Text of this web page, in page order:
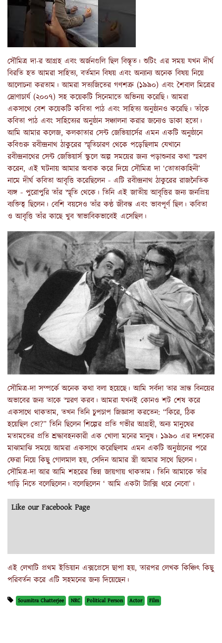
সৌমিত্র দা-র আগ্রহ এবং অর্জনগুলি ছিল বিস্তৃত। শুটিং এর সময় যখন দীর্ঘ
বিরতি হত আমরা সাহিত্য, বর্তমান বিষয় এবং অন্যান্য অনেক বিষয় নিয়ে
আলোচনা করতাম। আমরা সত্যজিতের গণশত্রু (১৯৯০) এবং শৈবাল মিত্রের
দ্রোণাচার্য (২০০৭) সহ কয়েকটি সিনেমাতে অভিনয় করেছি। আমরা
একসাথে বেশ কয়েকটি কবিতা পাঠ এবং সাহিত্য অনুষ্ঠানও করেছি। তাঁকে
কবিতা পাঠ এবং সাহিত্যের অনুষ্ঠান সঞ্চালনা করার জন্যেও ডাকা হতো।
আমি আমার কলেজ, কলকাতার সেন্ট জেভিয়ার্সের এমন একটি অনুষ্ঠানে
কবিগুরু রবীন্দ্রনাথ ঠাকুরের স্মৃতিচারণ থেকে পড়েছিলাম যেখানে
রবীন্দ্রনাথের সেন্ট জেভিয়ার্স স্কুলে অল্প সময়ের জন্য পড়াশুনার কথা স্মরণ
করেন, এই ঘটনায় আমার অবাক করে দিয়ে সৌমিত্র দা ‘তোতাকাহিনী’
নামে দীর্ঘ কবিতা আবৃত্তি করেছিলেন - এটি রবীন্দ্রনাথ ঠাকুরের রাজনৈতিক
ব্যঙ্গ - পুরোপুরি তাঁর স্মৃতি থেকে। তিনি এই জাতীয় আবৃত্তির জন্য জনপ্রিয়
ব্যক্তিত্ব ছিলেন। বেশি বয়সেও তাঁর কণ্ঠ জীবন্ত এবং ভাবপূর্ণ ছিল। কবিতা
ও আবৃত্তি তাঁর কাছে খুব স্বাভাবিকভাবেই এসেছিল।
সৌমিত্র-দা সম্পর্কে অনেক কথা বলা হয়েছে। আমি সর্বদা তার ভ্রান্ত বিনয়ের
অভাবের জন্য তাকে স্মরণ করব। আমরা যখনই কোনও শট শেষ করে
একসাথে থাকতাম, তখন তিনি চুপচাপ জিজ্ঞাসা করতেন: “কিরে, ঠিক
হয়েছিল তো?” তিনি ছিলেন শিল্পের প্রতি গভীর আগ্রহী, অন্য মানুষের
মতামতের প্রতি শ্রদ্ধাবহনকারী এক খোলা মনের মানুষ। ১৯৯০ এর দশকের
মাঝামাঝি সময়ে আমরা একসাথে করেছিলাম এমন একটি অনুষ্ঠানের পরে
ফেরা নিয়ে কিছু গোলমাল হয়, সেদিন আমার স্ত্রী আমার সাথে ছিলেন।
সৌমিত্র-দা আর আমি শহরের ভিন্ন জায়গায় থাকতাম। তিনি আমাকে তাঁর
গাড়ি নিতে বলেছিলেন। বলেছিলেন ‘ আমি একটা ট্যাক্সি ধরে নেবো’।
Like our Facebook Page
এই লেখাটি প্রথম ইন্ডিয়ান এক্সপ্রেসে ছাপা হয়, তারপর লেখক কিঞ্চিৎ কিছু
পরিবর্তন করে এটি সহমনের জন্য দিয়েছেন।
Soumitra Chatterjee NRC Political Person Actor Film